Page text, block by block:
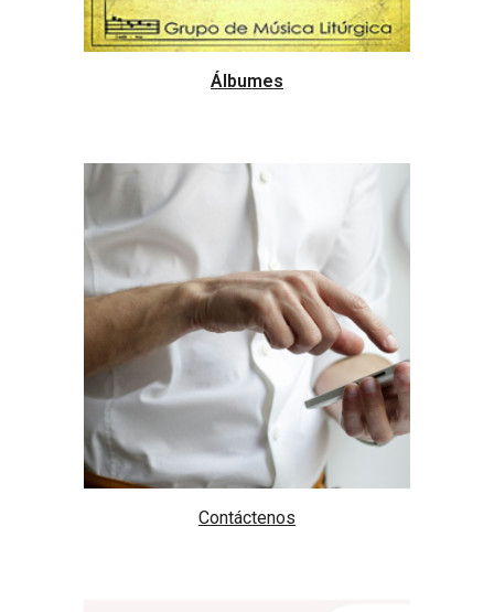
Álbumes
Contáctenos